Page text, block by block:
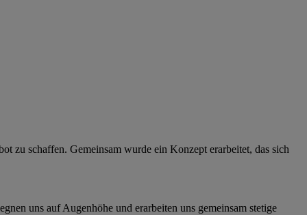
zu schaffen. Gemeinsam wurde ein Konzept erarbeitet, das sich
uns auf Augenhöhe und erarbeiten uns gemeinsam stetige